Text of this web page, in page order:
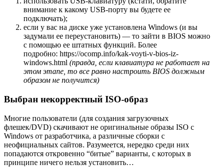
внимание к какому USB-порту вы будете ее
подключать);
если у вас на диске уже установлена Windows (и вы
задумали ее переустановить) — то зайти в BIOS можно
с помощью ее штатных функций. Более
подробно: https://ocomp.info/kak-voyti-v-bios-iz-
windows.html (правда, если клавиатура не работает на
этом этапе, то все равно настроить BIOS должным
образом не получится)
Выбран некорректный ISO-образ
Многие пользователи (для создания загрузочных
флешек/DVD) скачивают не оригинальные образы ISO с
Windows от разработчика, а различные сборки с
неофициальных сайтов. Разумеется, нередко среди них
попадаются откровенно “битые” варианты, с которых в
принципе ничего нельзя установить…